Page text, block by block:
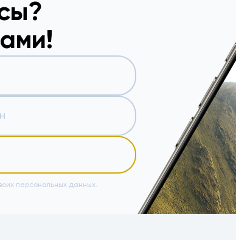
персональных данных.